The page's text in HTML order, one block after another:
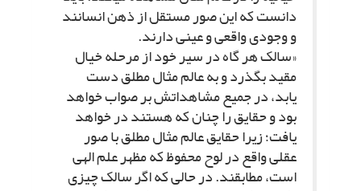
دانست که این صور مستقل از ذهن انسانند
و وجودى واقعى و عینى دارند.
«سالک هر گاه در سیر خود از مرحله خیال
مقید بگذرد و به عالم مثال مطلق دست
یابد، در جمیع مشاهداتش بر صواب خواهد
بود و حقایق را چنان که هستند در خواهد
یافت؛ زیرا حقایق عالم مثال مطلق با صور
عقلى واقع در لوح محفوظ که مظهر علم الهى
است، مطابقند. در حالى که اگر سالک چیزى